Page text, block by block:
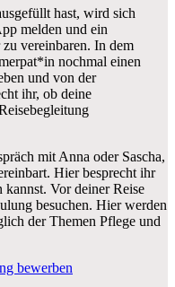
hast, wird sich
melden und ein
vereinbaren. In dem
nochmal einen
und von der
ihr, ob deine
mit Anna oder Sascha,
Hier besprecht ihr
kannst. Vor deiner Reise
besuchen. Hier werden
der Themen Pflege und
bewerben